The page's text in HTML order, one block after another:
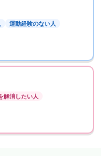
運動経験のない人
解消したい人